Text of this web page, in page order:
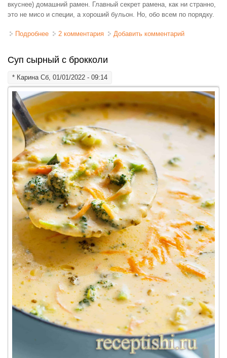
вкуснее) домашний рамен. Главный секрет рамена, как ни странно,
это не мисо и специи, а хороший бульон. Но, обо всем по порядку.
Подробнее о Домашний рамен с говядиной
2 комментария Добавить комментарий
Суп сырный с брокколи
* КаринаСб, 01/01/2022 - 09:14